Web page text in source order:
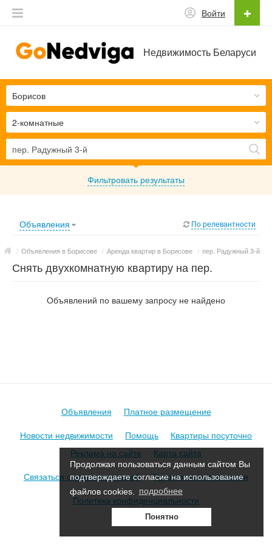
Продолжая пользоваться данным сайтом Вы
подтверждаете согласие на использование
файлов cookies.
подробнее
Понятно
Недвижимость Беларуси
Войти
2-комнатные
Борисов
Фильтровать результаты
Объявления По релевантности
/ Объявления в Борисове / Аренда квартир в Борисове / пер. Радужный 3-й
Снять двухкомнатную квартиру на пер.
Объявлений по вашему запросу не найдено
Объявления
Платное размещение
Новости недвижимости
Помощь
Квартиры посуточно
Реклама на сайте
Карта сайта
Связаться с администрацией
Условия использования
Политика конфиденциальности